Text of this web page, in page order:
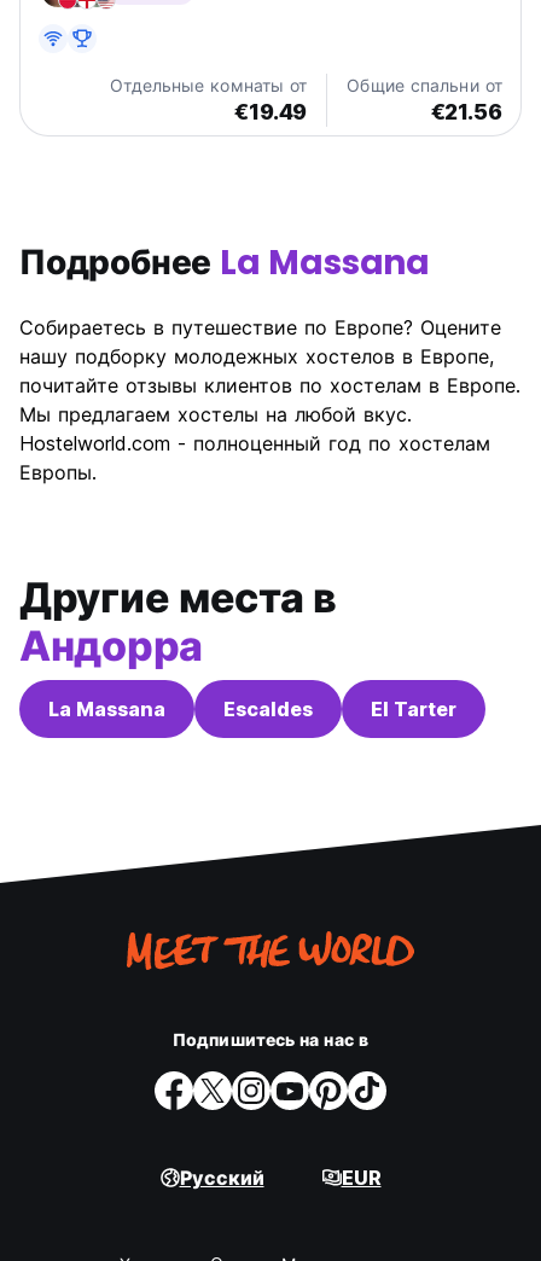
Отдельные комнаты от
€19.49
Общие спальни от
€21.56
Подробнее La Massana
Собираетесь в путешествие по Европе? Оцените
нашу подборку молодежных хостелов в Европе,
почитайте отзывы клиентов по хостелам в Европе.
Мы предлагаем хостелы на любой вкус.
Hostelworld.com - полноценный год по хостелам
Европы.
Другие места в
Андорра
La Massana Escaldes El Tarter
Подпишитесь на нас в
Русский EUR